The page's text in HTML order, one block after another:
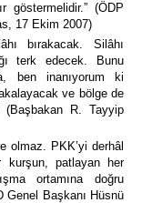
göstermelidir.” (ÖDP
17 Ekim 2007)
bırakacak. Silâhı
terk edecek. Bunu
ben inanıyorum ki
ve bölge de
(Başbakan R. Tayyip
olmaz. PKK’yi derhâl
kurşun, patlayan her
ortamına doğru
Genel Başkanı Hüsnü